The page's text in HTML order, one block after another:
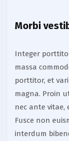
Morbi
Integer
massa
porttitor, et
magna. Proin
nec ante vitae,
Fusce non
interdum